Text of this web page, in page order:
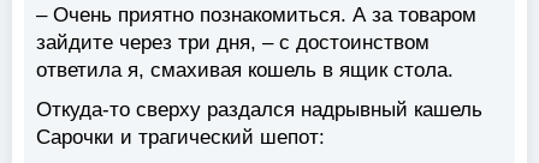
– Очень приятно познакомиться. А за товаром
зайдите через три дня, – с достоинством
ответила я, смахивая кошель в ящик стола.
Откуда-то сверху раздался надрывный кашель
Сарочки и трагический шепот: